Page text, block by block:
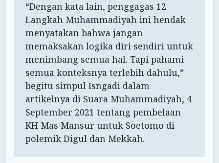
“Dengan kata lain, penggagas 12
Langkah Muhammadiyah ini hendak
menyatakan bahwa jangan
memaksakan logika diri sendiri untuk
menimbang semua hal. Tapi pahami
semua konteksnya terlebih dahulu,”
begitu simpul Isngadi dalam
artikelnya di Suara Muhammadiyah, 4
September 2021 tentang pembelaan
KH Mas Mansur untuk Soetomo di
polemik Digul dan Mekkah.